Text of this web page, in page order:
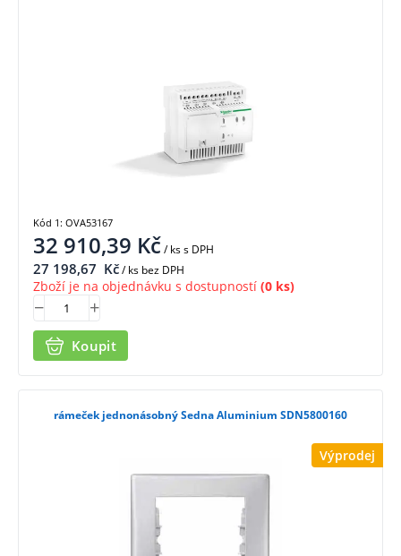
32 910,39 Kč/ kss DPH
27 198,67 Kč/ ks bez DPH
Zboží je na objednávku s dostupností (0 ks)
Koupit
Kód 1: OVA53167
Výprodej
rámeček jednonásobný Sedna Aluminium SDN5800160